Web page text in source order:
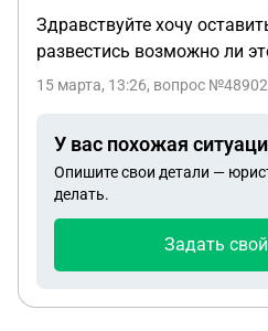
Здравствуйте хочу
развестись возможно ли
15 марта, 13:26, вопрос
У вас похожая
Опишите свои детали —
делать.
Задать